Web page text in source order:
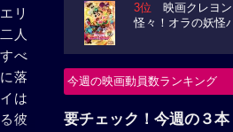
リ
人
べ
落
は
彼
3位 映画クレヨン
怪々！オラの妖怪
今週の映画動員数ランキング
要チェック！今週の３本